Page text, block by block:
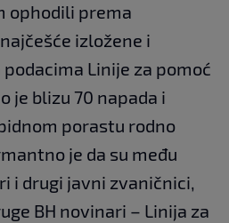
ophodili prema
izložene i
Linije za pomoć
je blizu 70 napada i
porastu rodno
je da su među
i drugi javni zvaničnici,
BH novinari – Linija za